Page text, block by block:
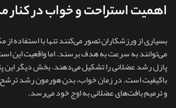
اهمیت استراحت و خواب در کنار
بسیاری از ورزشکاران تصور می‌کنند تنها با استفاده
می‌توانند به سرعت به هدف برسند. اما واقعیت این
پازل رشد عضلانی را تشکیل می‌دهند. بخش دیگر این
باکیفیت است. در زمان خواب، بدن هورمون رشد ترشح
و ترمیم بافت‌های عضلانی به اوج خود می‌رسد.